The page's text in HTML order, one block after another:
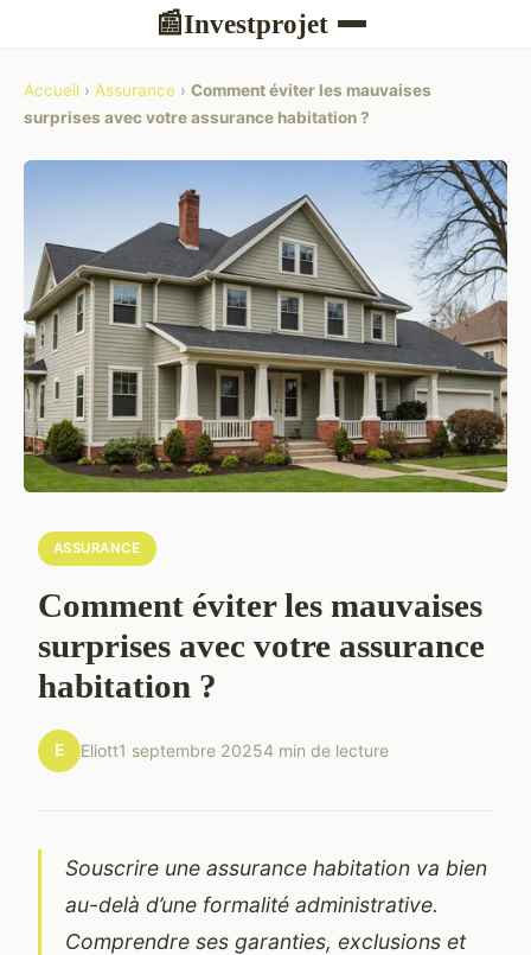
📰Investprojet
Accueil › Assurance › Comment éviter les mauvaises
surprises avec votre assurance habitation ?
ASSURANCE
Comment éviter les mauvaises
surprises avec votre assurance
habitation ?
E Eliott1 septembre 20254 min de lecture
Souscrire une assurance habitation va bien
au-delà d’une formalité administrative.
Comprendre ses garanties, exclusions et